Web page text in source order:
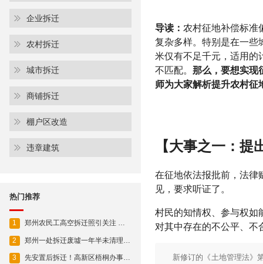
企业拆迁
农村拆迁
城市拆迁
商铺拆迁
棚户区改造
违章建筑
热门推荐
1 郑州农民工高空拆迁照引关注 自称不敢给家人说
2 郑州一处拆迁废墟一年半未清理小小照相馆被压斜
3 先安置后拆迁！高新区梧桐办事处银屏路集体土地成套住宅首批拆迁群众喜提新房
导读： 农村征地补偿标准
复杂多样。特别是在一些
米仅有不足千元，适用的
不匹配。 那么，要想实现
师为大家解析提升农村
【大事之一：
在征地依法报批前，法律
见，要求听证了。
村民的知情权、参与权如
对其中存在的不公平、不
新修订的《土地管理法》